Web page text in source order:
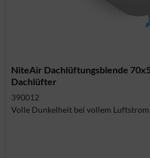
NiteAir Dachlüftungsblende
Dachlüfter
390012
Volle Dunkelheit bei vollem Luftstrom